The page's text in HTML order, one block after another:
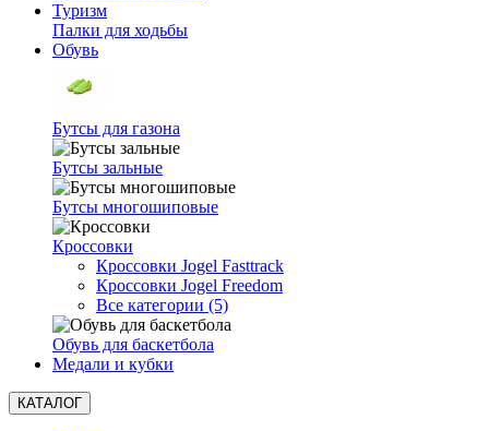
Туризм
Палки для ходьбы
Обувь
Бутсы для газона
Бутсы зальные
Бутсы многошиповые
Кроссовки
Кроссовки Jogel Fasttrack
Кроссовки Jogel Freedom
Все категории (5)
Обувь для баскетбола
Медали и кубки
КАТАЛОГ